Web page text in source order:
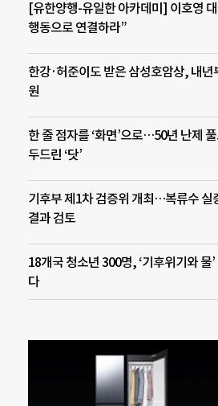
[유한양행-유일한 아카데미] 이호영
행동으로 연결하라”
한강·허준이도 받은 삼성호암상, 내년
원
한 줄 점자를 ‘화면’으로…50년 난제
두드린 ‘닷’
기후부 제1차 검증위 개최…복류수 실
결과 검토
18개국 청소년 300명, ‘기후위기와 물
다